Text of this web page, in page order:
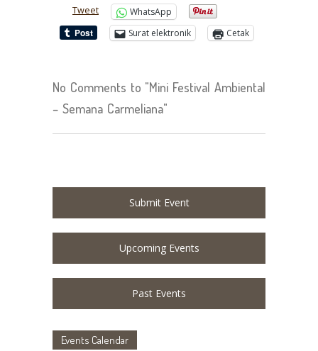
Tweet
WhatsApp
Surat elektronik
Cetak
No Comments to "Mini Festival Ambiental
– Semana Carmeliana"
Submit Event
Upcoming Events
Past Events
Events Calendar